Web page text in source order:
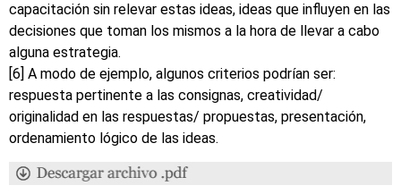
capacitación sin relevar estas ideas, ideas que influyen en las
decisiones que toman los mismos a la hora de llevar a cabo
alguna estrategia.
[6] A modo de ejemplo, algunos criterios podrían ser:
respuesta pertinente a las consignas, creatividad/
originalidad en las respuestas/ propuestas, presentación,
ordenamiento lógico de las ideas.